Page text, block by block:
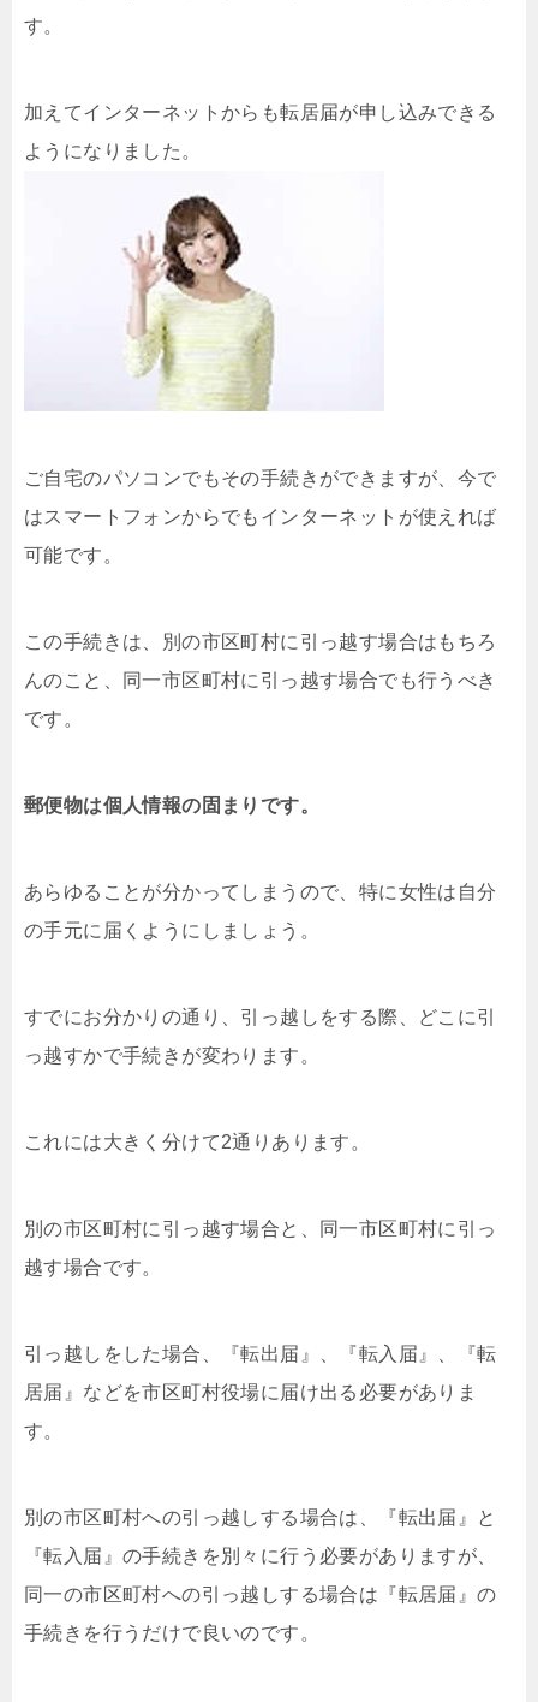
す。
加えてインターネットからも転居届が申し込みできる
ようになりました。
ご自宅のパソコンでもその手続きができますが、今で
はスマートフォンからでもインターネットが使えれば
可能です。
この手続きは、別の市区町村に引っ越す場合はもちろ
んのこと、同一市区町村に引っ越す場合でも行うべき
です。
郵便物は個人情報の固まりです。
あらゆることが分かってしまうので、特に女性は自分
の手元に届くようにしましょう。
すでにお分かりの通り、引っ越しをする際、どこに引
っ越すかで手続きが変わります。
これには大きく分けて2通りあります。
別の市区町村に引っ越す場合と、同一市区町村に引っ
越す場合です。
引っ越しをした場合、『転出届』、『転入届』、『転
居届』などを市区町村役場に届け出る必要がありま
す。
別の市区町村への引っ越しする場合は、『転出届』と
『転入届』の手続きを別々に行う必要がありますが、
同一の市区町村への引っ越しする場合は『転居届』の
手続きを行うだけで良いのです。